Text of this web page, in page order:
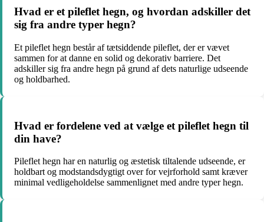
Hvad er et pileflet hegn, og hvordan adskiller det
sig fra andre typer hegn?
Et pileflet hegn består af tætsiddende pileflet, der er vævet
sammen for at danne en solid og dekorativ barriere. Det
adskiller sig fra andre hegn på grund af dets naturlige udseende
og holdbarhed.
Hvad er fordelene ved at vælge et pileflet hegn til
din have?
Pileflet hegn har en naturlig og æstetisk tiltalende udseende, er
holdbart og modstandsdygtigt over for vejrforhold samt kræver
minimal vedligeholdelse sammenlignet med andre typer hegn.